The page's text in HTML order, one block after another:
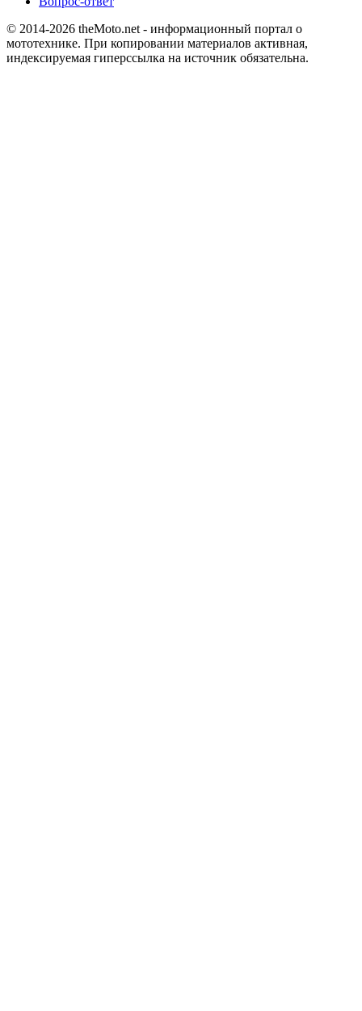
© 2014-2026 theMoto.net - информационный портал о
мототехнике. При копировании материалов активная,
индексируемая гиперссылка на источник обязательна.